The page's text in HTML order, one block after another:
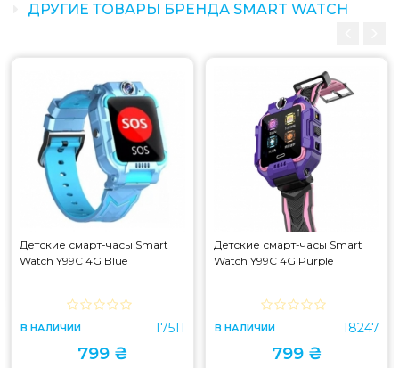
ДРУГИЕ ТОВАРЫ БРЕНДА SMART WATCH
Детские смарт-часы Smart
Watch Y99C 4G Blue
В НАЛИЧИИ 17511
799 ₴
Детские смарт-часы Smart
Watch Y99C 4G Purple
В НАЛИЧИИ 18247
799 ₴